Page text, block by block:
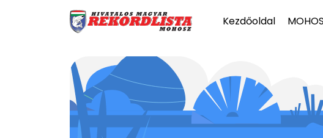
Kezdőoldal